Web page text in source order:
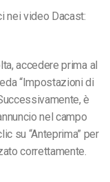
nei video Dacast:
accedere prima al
“Impostazioni di
è
nel campo
su “Anteprima” per
correttamente.